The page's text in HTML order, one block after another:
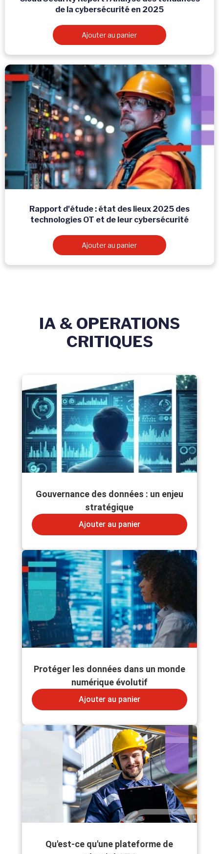
de la cybersécurité en 2025
Ajouter au panier
Rapport d'étude : état des lieux 2025 des
technologies OT et de leur cybersécurité
Ajouter au panier
IA & OPERATIONS
CRITIQUES
Gouvernance des données : un enjeu
stratégique
Ajouter au panier
Protéger les données dans un monde
numérique évolutif
Ajouter au panier
Qu'est-ce qu'une plateforme de